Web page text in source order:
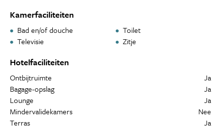
Kamerfaciliteiten
Bad en/of douche
Toilet
Televisie
Zitje
Hotelfaciliteiten
Ontbijtruimte
Ja
Bagage-opslag
Ja
Lounge
Ja
Mindervalidekamers
Nee
Terras
Ja